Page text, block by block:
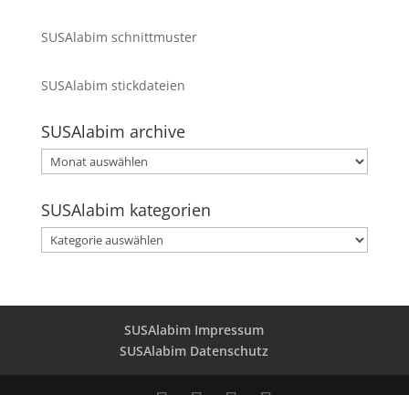
SUSAlabim schnittmuster
SUSAlabim stickdateien
SUSAlabim archive
SUSAlabim
archive
SUSAlabim kategorien
SUSAlabim
kategorien
SUSAlabim Impressum
SUSAlabim Datenschutz